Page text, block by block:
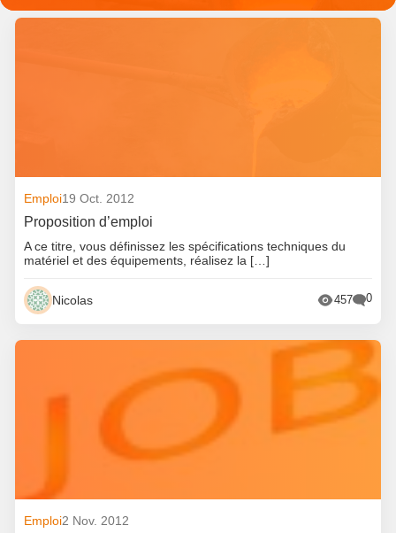
Emploi19 Oct. 2012
Proposition d’emploi
A ce titre, vous définissez les spécifications techniques du
matériel et des équipements, réalisez la […]
Nicolas 457 0
Emploi2 Nov. 2012